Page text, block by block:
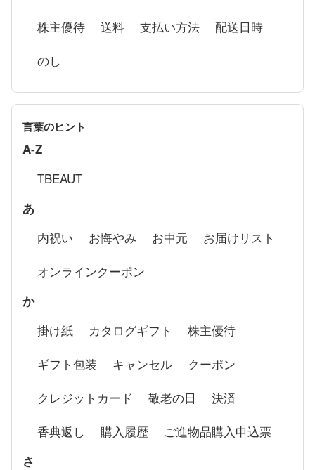
株主優待 送料 支払い方法
配送日時
のし
言葉のヒント
A-Z
TBEAUT
あ
内祝い お悔やみ お中元
お届けリスト
オンラインクーポン
か
掛け紙 カタログギフト
株主優待
ギフト包装
キャンセル
クーポン
クレジットカード
敬老の日
決済
香典返し
購入履歴 ご進物品購入申込票
さ